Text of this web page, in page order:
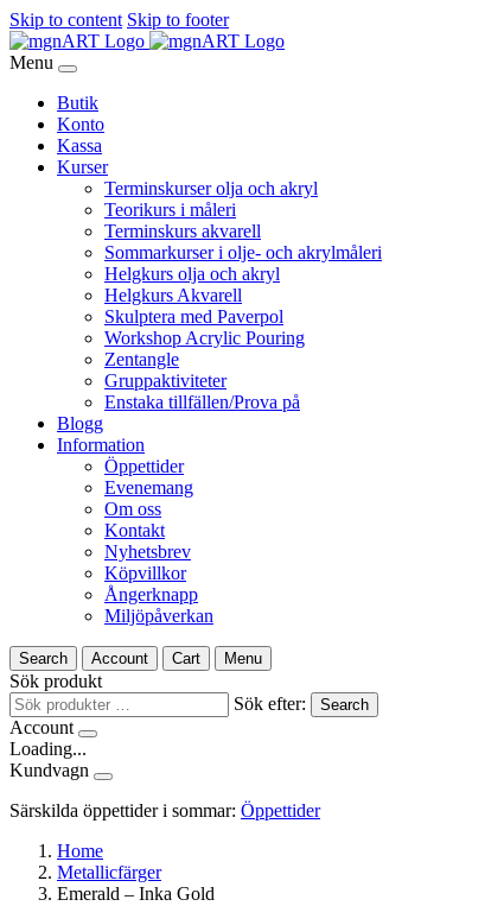
Skip to content Skip to footer
Menu
Butik
Konto
Kassa
Kurser
Terminskurser olja och akryl
Teorikurs i måleri
Terminskurs akvarell
Sommarkurser i olje- och akrylmåleri
Helgkurs olja och akryl
Helgkurs Akvarell
Skulptera med Paverpol
Workshop Acrylic Pouring
Zentangle
Gruppaktiviteter
Enstaka tillfällen/Prova på
Blogg
Information
Öppettider
Evenemang
Om oss
Kontakt
Nyhetsbrev
Köpvillkor
Ångerknapp
Miljöpåverkan
Search Account Cart Menu
Sök produkt
Sök efter:
Search
Account
Loading...
Kundvagn
Särskilda öppettider i sommar: Öppettider
Home
Metallicfärger
Emerald – Inka Gold